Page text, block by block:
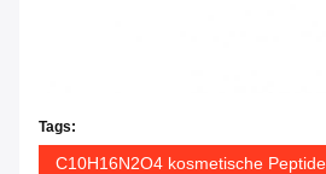
Tags:
C10H16N2O4 kosmetische Peptide